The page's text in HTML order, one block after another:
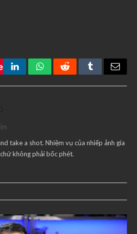
LinkedInWhatsAppRedditTumblrEmail
take a shot. Nhiệm vụ của nhiếp ảnh gia
không phải bốc phét.